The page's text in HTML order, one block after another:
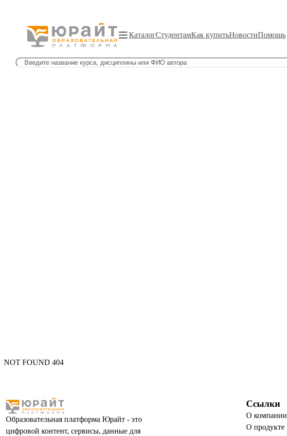
КаталогСтудентамКак купитьНовостиПомощь
NOT FOUND 404
Образовательная платформа Юрайт - это
цифровой контент, сервисы, данные для
Ссылки
О компании
О продукте